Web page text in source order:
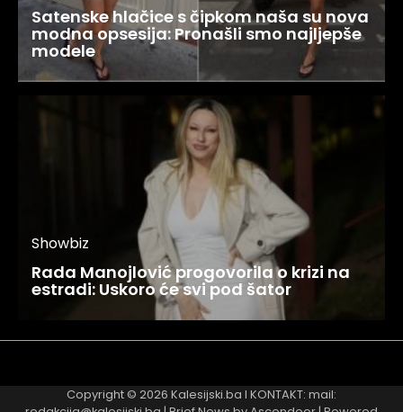
Satenske hlačice s čipkom naša su nova
modna opsesija: Pronašli smo najljepše
modele
Showbiz
Rada Manojlović progovorila o krizi na
estradi: Uskoro će svi pod šator
Copyright © 2026 Kalesijski.ba I KONTAKT: mail: